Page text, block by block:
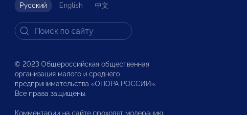
Русский English 中文
© 2023 Общероссийская общественная
организация малого и среднего
предпринимательства «ОПОРА РОССИИ».
Все права защищены.
Комментарии на сайте проходят модерацию.